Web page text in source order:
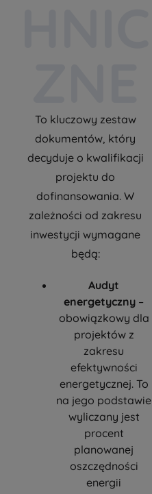
To kluczowy zestaw
dokumentów, który
decyduje o kwalifikacji
projektu do
dofinansowania. W
zależności od zakresu
inwestycji wymagane
będą:
Audyt
energetyczny –
obowiązkowy dla
projektów z
zakresu
efektywności
energetycznej. To
na jego podstawie
wyliczany jest
procent
planowanej
oszczędności
energii